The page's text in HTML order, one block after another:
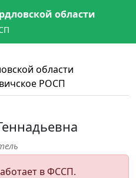
области
области
РОСП
в ФССП.